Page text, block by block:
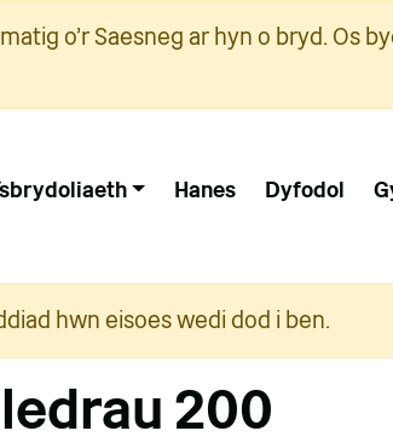
o'r Saesneg ar hyn o bryd. Os
Hanes Dyfodol
hwn eisoes wedi dod i ben.
200